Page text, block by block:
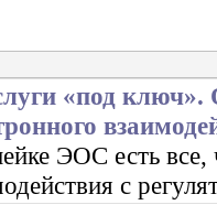
«под
ЭОС есть все,
с